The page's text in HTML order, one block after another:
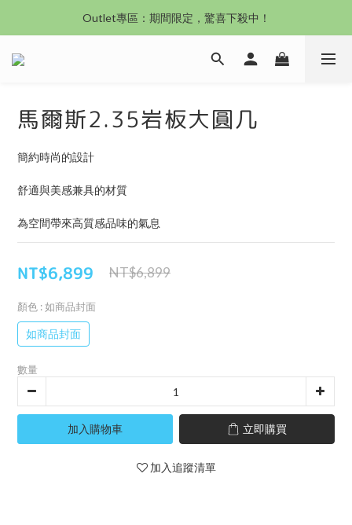
沙發新登場｜想躺就躺，頭等艙到商務艙一次擁有
Outlet專區：期間限定，驚喜下殺中！
沙發新登場｜想躺就躺，頭等艙到商務艙一次擁有
馬爾斯2.35岩板大圓几
簡約時尚的設計
舒適與美感兼具的材質
為空間帶來高質感品味的氣息
NT$6,899 NT$6,899
顏色 : 如商品封面
如商品封面
數量
加入購物車 立即購買
加入追蹤清單